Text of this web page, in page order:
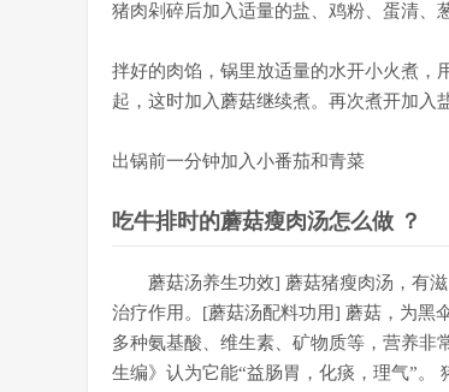
猪肉剁碎后加入适量的盐、鸡粉、蛋清、
拌好的肉馅，锅里放适量的水开小火煮，
起，这时加入蘑菇继续煮。再次煮开加入
出锅前一分钟加入小番茄和青菜
吃牛排时的蘑菇瘦肉汤怎么做 ？
蘑菇汤养生功效] 蘑菇猪瘦肉汤，有
治疗作用。[蘑菇汤配料功用] 蘑菇，为黑
多种氨基酸、维生素、矿物质等，营养非
生编》认为它能“益肠胃，化痰，理气”。